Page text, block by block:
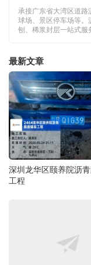
承接广东省大湾区道
球场、景区停车场等
刨、稀浆封层一站式服
最新文章
深圳龙华区颐养院沥
工程